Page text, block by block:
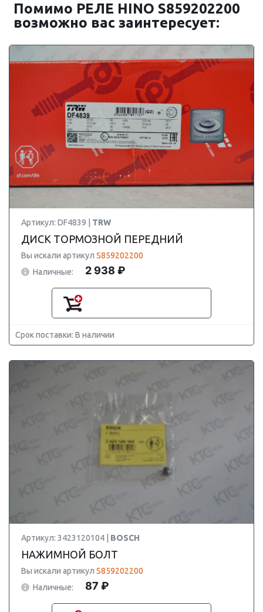
Помимо РЕЛЕ HINO S859202200
возможно вас заинтересует:
Артикул: DF4839 | TRW
ДИСК ТОРМОЗНОЙ ПЕРЕДНИЙ
Вы искали артикул S859202200
Наличные:
2 938 ₽
Срок поставки: В наличии
Артикул: 3423120104 | BOSCH
НАЖИМНОЙ БОЛТ
Вы искали артикул S859202200
Наличные:
87 ₽